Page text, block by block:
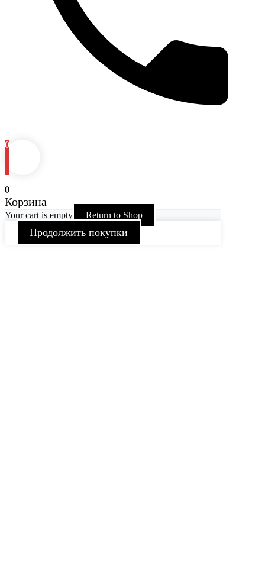
0
0
Корзина
Your cart is empty Return to Shop
Продолжить покупки